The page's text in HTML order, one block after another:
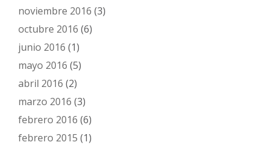
noviembre 2016 (3)
octubre 2016 (6)
junio 2016 (1)
mayo 2016 (5)
abril 2016 (2)
marzo 2016 (3)
febrero 2016 (6)
febrero 2015 (1)